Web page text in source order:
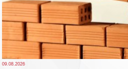
09.08.2026